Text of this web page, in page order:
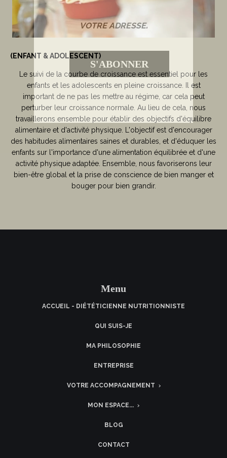
S'ABONNER
(ENFANT & ADOLESCENT)
Le suivi de la courbe de croissance est essentiel pour les
enfants et les adolescents en pleine croissance. Il est
important de ne pas les mettre au régime, car cela peut
perturber leur croissance normale. Au lieu de cela, nous
travaillerons ensemble pour établir des objectifs d'équilibre
alimentaire et d'activité physique. L'objectif est d'encourager
des habitudes alimentaires saines et durables, et d'éduquer les
enfants sur l'importance d'une alimentation équilibrée et d'une
activité physique adaptée. Ensemble, nous favoriserons leur
bien-être global et la prise de conscience de bien manger et
bouger pour bien grandir.
Menu
ACCUEIL - DIÉTÉTICIENNE NUTRITIONNISTE
QUI SUIS-JE
MA PHILOSOPHIE
ENTREPRISE
VOTRE ACCOMPAGNEMENT
MON ESPACE...
BLOG
CONTACT